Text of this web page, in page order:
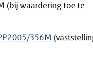
(bij waardering toe te
356M